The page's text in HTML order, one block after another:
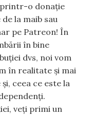
o donație
la maib sau
pe Patreon! În
în bine
dvs, noi vom
în realitate și mai
ceea ce este la
veți primi un